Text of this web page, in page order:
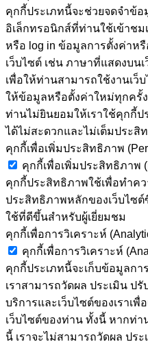
คุกกี้ประเภทนี้จะช่วยจดจำข้
อิเล็กทรอนิกส์ที่ท่านใช้เข้าชม
หรือ log in ข้อมูลการตั้งค่าห
เว็บไซต์ เช่น ภาษาที่แสดงบน
เพื่อให้ท่านสามารถใช้งานเว็
ให้ข้อมูลหรือตั้งค่าใหม่ทุกครั้
ท่านไม่ยินยอมให้เราใช้คุกกี้ป
ได้ไม่สะดวกและไม่เต็มประสิ
คุกกี้เพื่อเพิ่มประสิทธิภาพ
คุกกี้เพื่อเพิ่มประสิทธิภาพ
คุกกี้ประสิทธิภาพใช้เพื่อทำค
ประสิทธิภาพหลักของเว็บไซ
ใช้ที่ดีขึ้นสำหรับผู้เยี่ยมชม
คุกกี้เพื่อการวิเคราะห์
คุกกี้เพื่อการวิเคราะห์
คุกกี้ประเภทนี้จะเก็บข้อมูลกา
เราสามารถวัดผล ประเมิน ป
บริการและเว็บไซต์ของเราเ
เว็บไซต์ของท่าน ทั้งนี้ หากท่า
นี้ เราจะไม่สามารถวัดผล ปร